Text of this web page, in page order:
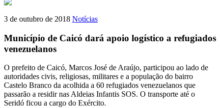
3 de outubro de 2018 Notícias
Município de Caicó dará apoio logístico a refugiados
venezuelanos
O prefeito de Caicó, Marcos José de Araújo, participou ao lado de
autoridades civis, religiosas, militares e a população do bairro
Castelo Branco da acolhida a 60 refugiados venezuelanos que
passarão a residir nas Aldeias Infantis SOS. O transporte até o
Seridó ficou a cargo do Exército.